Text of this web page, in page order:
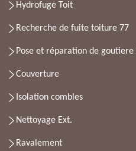
Hydrofuge Toit
Recherche de fuite toiture 77
Pose et réparation de
Couverture
Isolation combles
Nettoyage Ext.
Ravalement